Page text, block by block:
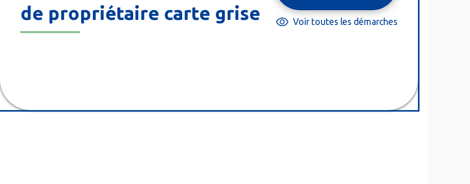
de propriétaire carte grise
Voir toutes les démarches